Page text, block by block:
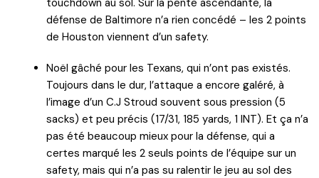
défense de Baltimore n’a rien concédé – les 2 points
de Houston viennent d’un safety.
Noël gâché pour les Texans, qui n’ont pas existés.
Toujours dans le dur, l’attaque a encore galéré, à
l’image d’un C.J Stroud souvent sous pression (5
sacks) et peu précis (17/31, 185 yards, 1 INT). Et ça n’a
pas été beaucoup mieux pour la défense, qui a
certes marqué les 2 seuls points de l’équipe sur un
safety, mais qui n’a pas su ralentir le jeu au sol des